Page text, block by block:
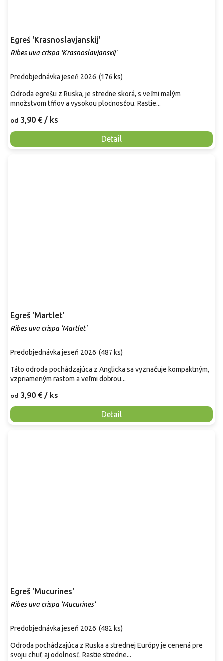
Egreš 'Krasnoslavjanskij'
Ribes uva crispa 'Krasnoslavjanskij'
Predobjednávka jeseň 2026 (176 ks)
od 3,90 € / ks
Detail
Odroda egrešu z Ruska, je stredne skorá, s veľmi malým
množstvom tŕňov a vysokou plodnosťou. Rastie...
Egreš 'Martlet'
Ribes uva crispa 'Martlet'
Predobjednávka jeseň 2026 (487 ks)
od 3,90 € / ks
Detail
Táto odroda pochádzajúca z Anglicka sa vyznačuje kompaktným,
vzpriameným rastom a veľmi dobrou...
Egreš 'Mucurines'
Ribes uva crispa 'Mucurines'
Predobjednávka jeseň 2026 (482 ks)
Odroda pochádzajúca z Ruska a strednej Európy je cenená pre
svoju chuť aj odolnosť. Rastie stredne...